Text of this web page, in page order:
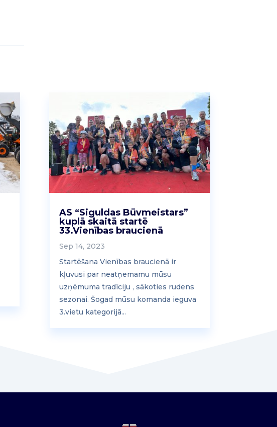
AS “Siguldas Būvmeistars”
kuplā skaitā startē
33.Vienības braucienā
Sep 14, 2023
Startēšana Vienības braucienā ir
kļuvusi par neatņemamu mūsu
uzņēmuma tradīciju , sākoties rudens
sezonai. Šogad mūsu komanda ieguva
3.vietu kategorijā...